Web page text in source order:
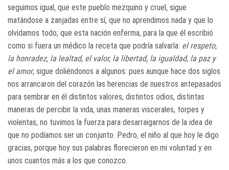
seguimos igual, que este pueblo mezquino y cruel, sigue
matándose a zanjadas entre sí, que no aprendimos nada y que lo
olvidamos todo; que esta nación enferma, para la que él escribió
como si fuera un médico la receta que podría salvarla: el respeto,
la honradez, la lealtad, el valor, la libertad, la igualdad, la paz y
el amor, sigue doliéndonos a algunos: pues aunque hace dos siglos
nos arrancaron del corazón las herencias de nuestros antepasados
para sembrar en él distintos valores, distintos odios, distintas
maneras de percibir la vida, unas maneras viscerales, torpes y
violentas, no tuvimos la fuerza para desarraigarnos de la idea de
que no podíamos ser un conjunto. Pedro, el niño al que hoy le digo
gracias, porque hoy sus palabras florecieron en mi voluntad y en
unos cuantos más a los que conozco.